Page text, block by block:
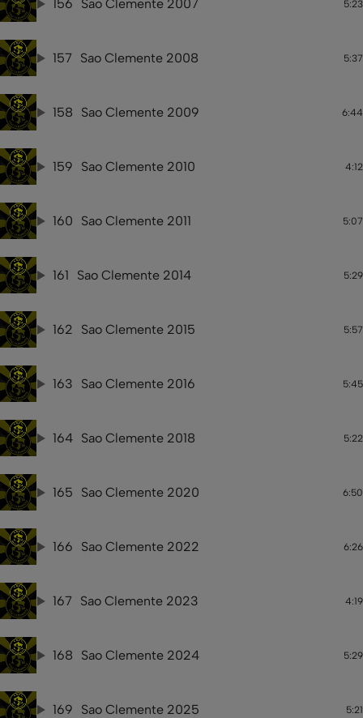
156 Sao Clemente 2007 5:23
157 Sao Clemente 2008 5:37
158 Sao Clemente 2009 6:44
159 Sao Clemente 2010 4:12
160 Sao Clemente 2011 5:07
161 Sao Clemente 2014 5:29
162 Sao Clemente 2015 5:57
163 Sao Clemente 2016 5:45
164 Sao Clemente 2018 5:22
165 Sao Clemente 2020 6:50
166 Sao Clemente 2022 6:26
167 Sao Clemente 2023 4:19
168 Sao Clemente 2024 5:29
169 Sao Clemente 2025 5:21